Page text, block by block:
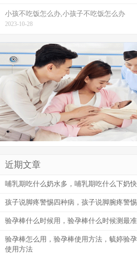
小孩不吃饭怎么办,小孩子不吃饭怎么办
2023-10-28
近期文章
哺乳期吃什么奶水多，哺乳期吃什么下奶
孩子说脚疼警惕四种病，孩子说脚腕疼警
验孕棒什么时候用，验孕棒什么时候测最准
验孕棒怎么用，验孕棒使用方法，毓婷验
使用方法